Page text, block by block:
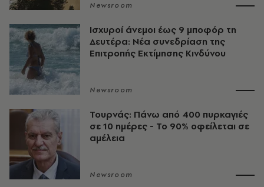
Newsroom
Ισχυροί άνεμοι έως 9 μποφόρ τη
Δευτέρα: Νέα συνεδρίαση της
Επιτροπής Εκτίμησης Κινδύνου
Newsroom
Τουρνάς: Πάνω από 400 πυρκαγιές
σε 10 ημέρες - Το 90% οφείλεται σε
αμέλεια
Newsroom